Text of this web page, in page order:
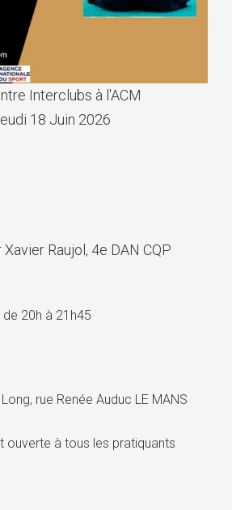
Interclubs à l'ACM
18 Juin 2026
Raujol, 4e DAN CQP
de 20h à 21h45
rue Renée Auduc LE MANS
ouverte à tous les pratiquants